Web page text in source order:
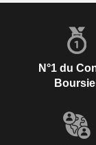
N°1 du